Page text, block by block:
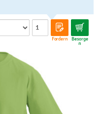
Fordern Besorge
n